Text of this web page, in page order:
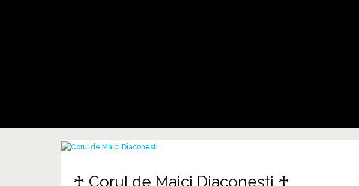
♰ Corul de Maici Diaconeşti ♰